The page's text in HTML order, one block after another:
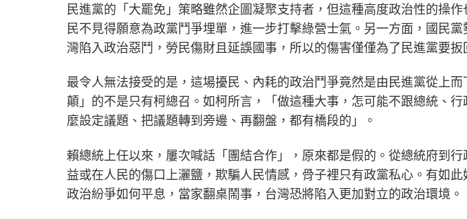
民進黨的「大罷免」策略雖然企圖凝聚支持者，但這種高度政治性的操
民不見得願意為政黨鬥爭埋單，進一步打擊綠營士氣。另一方面，國民
灣陷入政治惡鬥，勞民傷財且延誤國事，所以的傷害僅僅為了民進黨要扳
最令人無法接受的是，這場擾民、內耗的政治鬥爭竟然是由民進黨從上
顛」的不是只有柯總召。如柯所言，「做這種大事，怎可能不跟總統、
麼設定議題、把議題轉到旁邊、再翻盤，都有橋段的」。
賴總統上任以來，屢次喊話「團結合作」，原來都是假的。從總統府到行
益或在人民的傷口上灑鹽，欺騙人民情感，骨子裡只有政黨私心。有如此
政治紛爭如何平息，當家翻桌鬧事，台灣恐將陷入更加對立的政治環境。